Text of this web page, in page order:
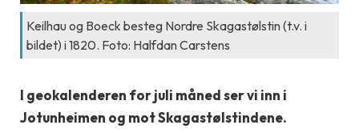
Keilhau og Boeck besteg Nordre Skagastølstin (t.v. i
bildet) i 1820. Foto: Halfdan Carstens
I geokalenderen for juli måned ser vi inn i
Jotunheimen og mot Skagastølstindene.